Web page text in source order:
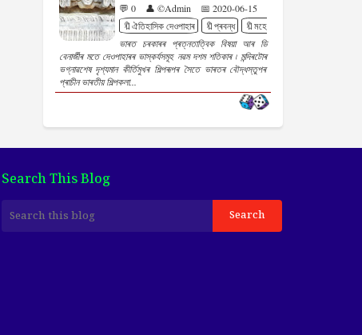
💬 0 👤 ©Admin
📅 2020-06-15
🔖ঐতিহাসিক দেওপাহাৰ
🔖প্ৰবন্ধ
🔖মহেন শইকীয়া
ভাৰত চৰকাৰৰ প্ৰত্নতাত্বিক বিষয়া আৰ ডি
বেনাৰ্জীৰ মতে দেওপাহাৰৰ ভাস্কৰ্যসমূহ নৱম দশম শতিকাৰ ৷ মন্দিৰটোৰ
ভগ্নাৱশেষ দৃশ্যমান কীৰ্তিমুখৰ শিল্পৰূপৰ সৈতে ভাৰতৰ বৌদ্ধস্তুপৰ
প্ৰাচীন ভাৰতীয় শিল্পকলা...
Search This Blog